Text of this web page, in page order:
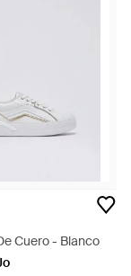
Cuero - Blanco